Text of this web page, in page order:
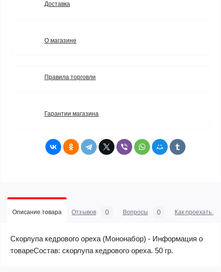
Доставка
О магазине
Правила торговли
Гарантии магазина
Описание товара Отзывов 0 Вопросы 0 Как проехать в
Скорлупа кедрового ореха (Мононабор) - Информация о
товареСостав: скорлупа кедрового ореха. 50 гр.